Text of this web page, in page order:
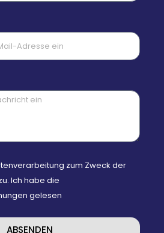
zum Zweck der
Ich habe die
gelesen
ABSENDEN